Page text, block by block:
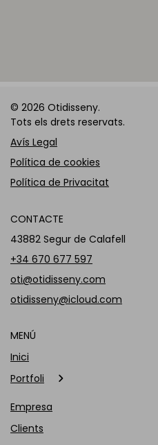
© 2026 Otidisseny.
Tots els drets reservats.
Avís Legal
Política de cookies
Política de Privacitat
CONTACTE
43882 Segur de Calafell
+34 670 677 597
oti@otidisseny.com
otidisseny@icloud.com
MENÚ
Inici
Portfoli
Empresa
Clients